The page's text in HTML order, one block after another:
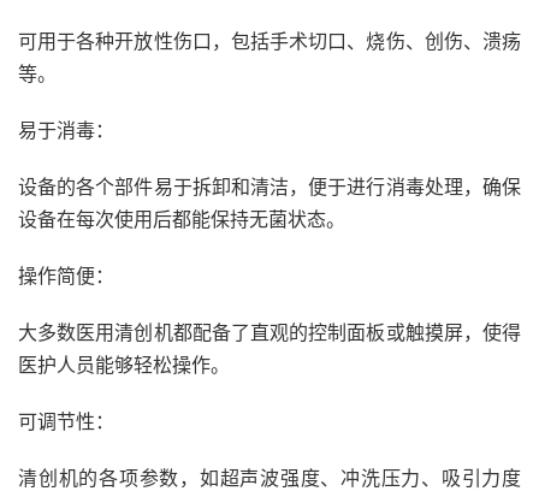
可用于各种开放性伤口，包括手术切口、烧伤、创伤、溃疡
等。
易于消毒：
设备的各个部件易于拆卸和清洁，便于进行消毒处理，确保
设备在每次使用后都能保持无菌状态。
操作简便：
大多数医用清创机都配备了直观的控制面板或触摸屏，使得
医护人员能够轻松操作。
可调节性：
清创机的各项参数，如超声波强度、冲洗压力、吸引力度